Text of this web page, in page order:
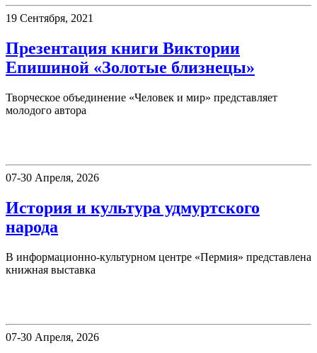
19 Сентября, 2021
Презентация книги Виктории
Епишиной «Золотые близнецы»
Творческое объединение «Человек и мир» представляет
молодого автора
07-30 Апреля, 2026
История и культура удмуртского
народа
В информационно-культурном центре «Пермия» представлена
книжная выставка
07-30 Апреля, 2026